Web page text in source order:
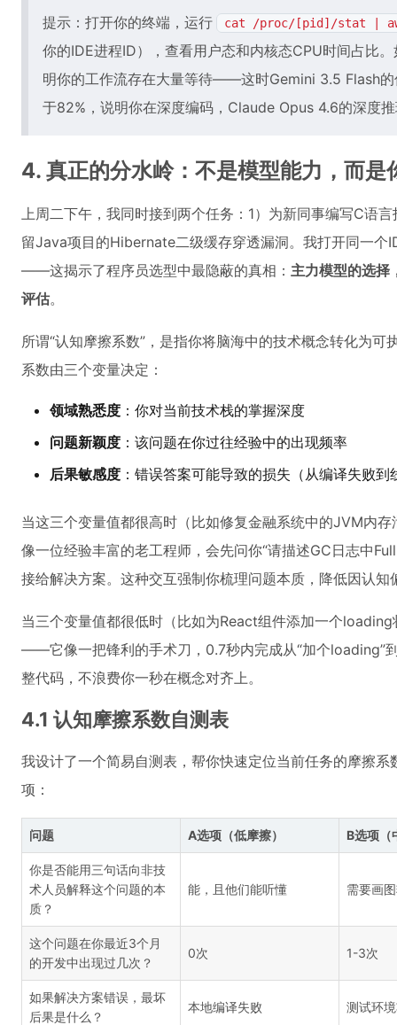
提示：打开你的终端，运行 cat /proc/[pid]/stat |
你的IDE进程ID），查看用户态和内核态CPU时间占比
明你的工作流存在大量等待——这时Gemini 3.5 Flash的
于82%，说明你在深度编码，Claude Opus 4.6的深度
4. 真正的分水岭：不是模型能力，而是
上周二下午，我同时接到两个任务：1）为新同事编写C语
留Java项目的Hibernate二级缓存穿透漏洞。我打开同一个
——这揭示了程序员选型中最隐蔽的真相： 主力模型的选择
评估。
所谓“认知摩擦系数”，是指你将脑海中的技术概念转化为
系数由三个变量决定：
领域熟悉度 ：你对当前技术栈的掌握深度
问题新颖度 ：该问题在你过往经验中的出现频率
后果敏感度 ：错误答案可能导致的损失（从编译失败到
当这三个变量值都很高时（比如修复金融系统中的JVM内
像一位经验丰富的老工程师，会先问你“请描述GC日志中
接给解决方案。这种交互强制你梳理问题本质，降低因认知
当三个变量值都很低时（比如为React组件添加一个
——它像一把锋利的手术刀，0.7秒内完成从“加个loading”
整代码，不浪费你一秒在概念对齐上。
4.1 认知摩擦系数自测表
我设计了一个简易自测表，帮你快速定位当前任务的摩擦
项：
问题 A选项（低摩擦） B选项（
你是否能用三句话向非技
术人员解释这个问题的本
质？
能，且他们能听懂 需要画
这个问题在你最近3个月
的开发中出现过几次？
0次 1-3次
如果解决方案错误，最坏
后果是什么？
本地编译失败 测试环